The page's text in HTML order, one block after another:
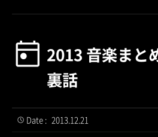
2013 音楽ま
裏話
Date : 2013.12.21